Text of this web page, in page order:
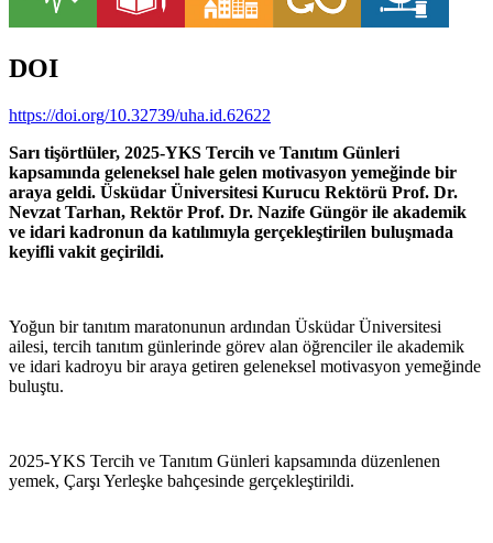
DOI
https://doi.org/10.32739/uha.id.62622
Sarı tişörtlüler, 2025-YKS Tercih ve Tanıtım Günleri
kapsamında geleneksel hale gelen motivasyon yemeğinde bir
araya geldi. Üsküdar Üniversitesi Kurucu Rektörü Prof. Dr.
Nevzat Tarhan, Rektör Prof. Dr. Nazife Güngör ile akademik
ve idari kadronun da katılımıyla gerçekleştirilen buluşmada
keyifli vakit geçirildi.
Yoğun bir tanıtım maratonunun ardından Üsküdar Üniversitesi
ailesi, tercih tanıtım günlerinde görev alan öğrenciler ile akademik
ve idari kadroyu bir araya getiren geleneksel motivasyon yemeğinde
buluştu.
2025-YKS Tercih ve Tanıtım Günleri kapsamında düzenlenen
yemek, Çarşı Yerleşke bahçesinde gerçekleştirildi.